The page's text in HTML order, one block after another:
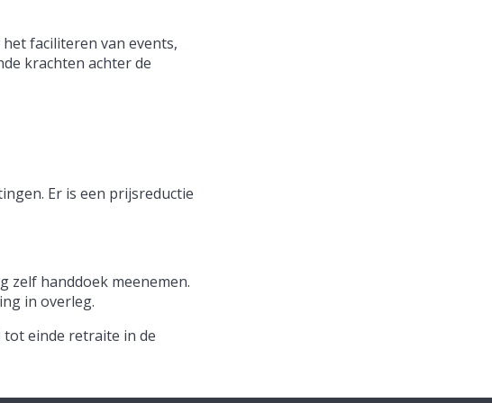
faciliteren van events,
krachten achter de
Er is een prijsreductie
zelf handdoek meenemen.
in overleg.
tot einde retraite in de